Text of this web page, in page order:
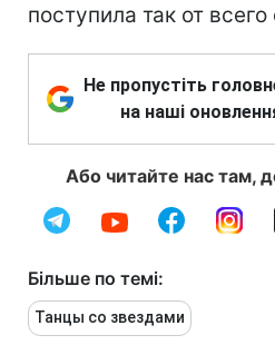
поступила так от
Не пропустіть
на наші
Або читайте нас там,
Більше по темі:
Танцы со звездами